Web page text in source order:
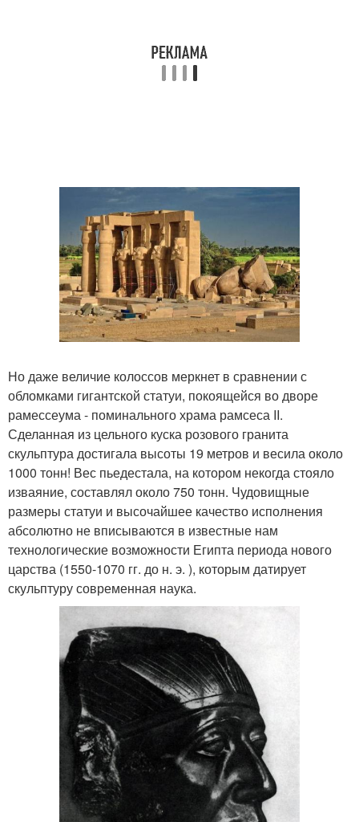
Но даже величие колоссов меркнет в сравнении с
обломками гигантской статуи, покоящейся во дворе
рамессеума - поминального храма рамсеса II.
Сделанная из цельного куска розового гранита
скульптура достигала высоты 19 метров и весила около
1000 тонн! Вес пьедестала, на котором некогда стояло
изваяние, составлял около 750 тонн. Чудовищные
размеры статуи и высочайшее качество исполнения
абсолютно не вписываются в известные нам
технологические возможности Египта периода нового
царства (1550-1070 гг. до н. э. ), которым датирует
скульптуру современная наука.